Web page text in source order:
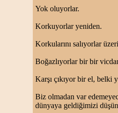
Yok oluyorlar.
Korkuyorlar yeniden.
Korkularını salıyorlar
Boğazlıyorlar bir bir
Karşı çıkıyor bir el, belki
Biz olmadan var
dünyaya geldiğimizi